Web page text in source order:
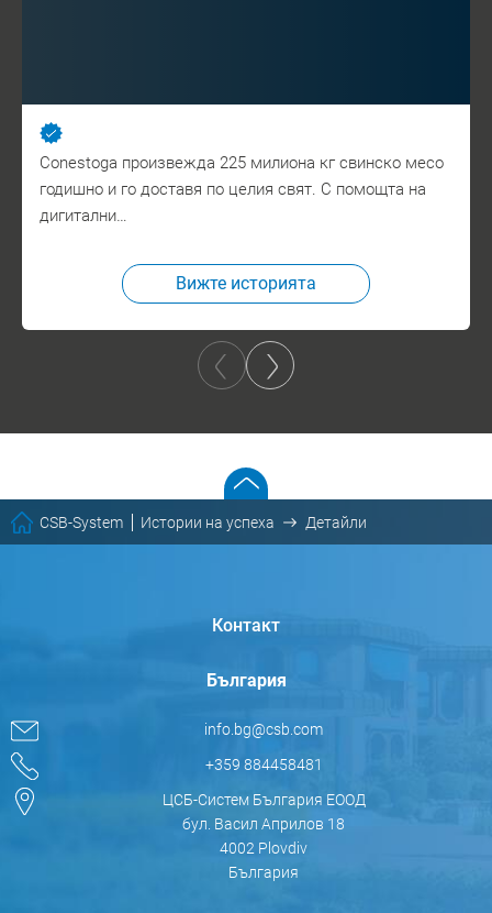
Conestoga произвежда 225 милиона кг свинско месо
годишно и го доставя по целия свят. С помощта на
дигитални…
Вижте историята
CSB-System Истории на успеха Детайли
Контакт
България
info.bg@csb.com
+359 884458481
ЦСБ-Систем България ЕООД
бул. Васил Априлов 18
4002 Plovdiv
България